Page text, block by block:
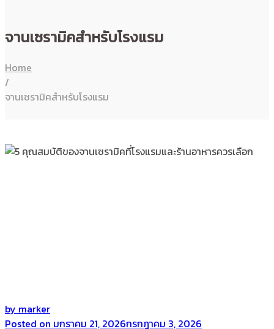
จานเซรามิคสำหรับโรงแรม
Home
/
จานเซรามิคสำหรับโรงแรม
by marker
Posted on มกราคม 21, 2026กรกฎาคม 3, 2026